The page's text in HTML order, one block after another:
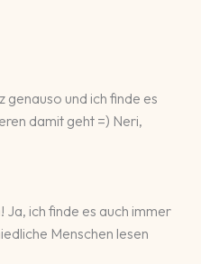
genauso und ich finde es
damit geht =) Neri,
Ja, ich finde es auch immer
Menschen lesen